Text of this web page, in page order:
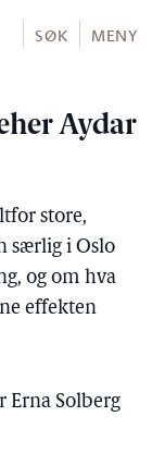
SØK MENY
Aydar
store,
særlig i Oslo
og om hva
effekten
Erna Solberg